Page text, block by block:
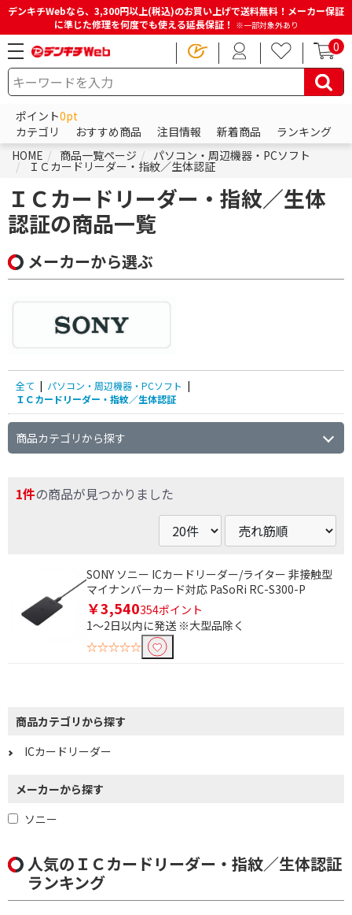
デンキチWebなら、3,300円以上(税込)のお買い上げで送料無料！メーカー保証
に準じた修理を何度でも使える延長保証！ ※一部対象外あり
0
ポイント0pt
カテゴリ
おすすめ商品 注目情報 新着商品
ランキング
HOME
商品一覧ページ パソコン・周辺機器・PCソフト
ＩＣカードリーダー・指紋／生体認証
ＩＣカードリーダー・指紋／生体
認証の商品一覧
メーカーから選ぶ
全て | パソコン・周辺機器・PCソフト |
ＩＣカードリーダー・指紋／生体認証
商品カテゴリから探す
1件の商品が見つかりました
SONY ソニー ICカードリーダー/ライター 非接触型
マイナンバーカード対応 PaSoRi RC-S300-P
￥3,540354ポイント
1～2日以内に発送 ※大型品除く
☆☆☆☆☆
商品カテゴリから探す
ICカードリーダー
メーカーから探す
ソニー
フリーワードで絞り込む
除外する
除外する にチェックを入れると、指定したワード
を除外して検索します。
価格で絞り込む
人気のＩＣカードリーダー・指紋／生体認証
ランキング